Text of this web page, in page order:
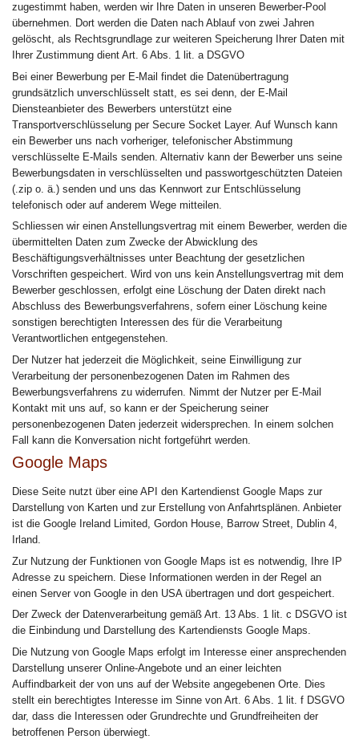
zugestimmt haben, werden wir Ihre Daten in unseren Bewerber-Pool
übernehmen. Dort werden die Daten nach Ablauf von zwei Jahren
gelöscht, als Rechtsgrundlage zur weiteren Speicherung Ihrer Daten mit
Ihrer Zustimmung dient Art. 6 Abs. 1 lit. a DSGVO
Bei einer Bewerbung per E-Mail findet die Datenübertragung
grundsätzlich unverschlüsselt statt, es sei denn, der E-Mail
Diensteanbieter des Bewerbers unterstützt eine
Transportverschlüsselung per Secure Socket Layer. Auf Wunsch kann
ein Bewerber uns nach vorheriger, telefonischer Abstimmung
verschlüsselte E-Mails senden. Alternativ kann der Bewerber uns seine
Bewerbungsdaten in verschlüsselten und passwortgeschützten Dateien
(.zip o. ä.) senden und uns das Kennwort zur Entschlüsselung
telefonisch oder auf anderem Wege mitteilen.
Schliessen wir einen Anstellungsvertrag mit einem Bewerber, werden die
übermittelten Daten zum Zwecke der Abwicklung des
Beschäftigungsverhältnisses unter Beachtung der gesetzlichen
Vorschriften gespeichert. Wird von uns kein Anstellungsvertrag mit dem
Bewerber geschlossen, erfolgt eine Löschung der Daten direkt nach
Abschluss des Bewerbungsverfahrens, sofern einer Löschung keine
sonstigen berechtigten Interessen des für die Verarbeitung
Verantwortlichen entgegenstehen.
Der Nutzer hat jederzeit die Möglichkeit, seine Einwilligung zur
Verarbeitung der personenbezogenen Daten im Rahmen des
Bewerbungsverfahrens zu widerrufen. Nimmt der Nutzer per E-Mail
Kontakt mit uns auf, so kann er der Speicherung seiner
personenbezogenen Daten jederzeit widersprechen. In einem solchen
Fall kann die Konversation nicht fortgeführt werden.
Google Maps
Diese Seite nutzt über eine API den Kartendienst Google Maps zur
Darstellung von Karten und zur Erstellung von Anfahrtsplänen. Anbieter
ist die Google Ireland Limited, Gordon House, Barrow Street, Dublin 4,
Irland.
Zur Nutzung der Funktionen von Google Maps ist es notwendig, Ihre IP
Adresse zu speichern. Diese Informationen werden in der Regel an
einen Server von Google in den USA übertragen und dort gespeichert.
Der Zweck der Datenverarbeitung gemäß Art. 13 Abs. 1 lit. c DSGVO ist
die Einbindung und Darstellung des Kartendiensts Google Maps.
Die Nutzung von Google Maps erfolgt im Interesse einer ansprechenden
Darstellung unserer Online-Angebote und an einer leichten
Auffindbarkeit der von uns auf der Website angegebenen Orte. Dies
stellt ein berechtigtes Interesse im Sinne von Art. 6 Abs. 1 lit. f DSGVO
dar, dass die Interessen oder Grundrechte und Grundfreiheiten der
betroffenen Person überwiegt.